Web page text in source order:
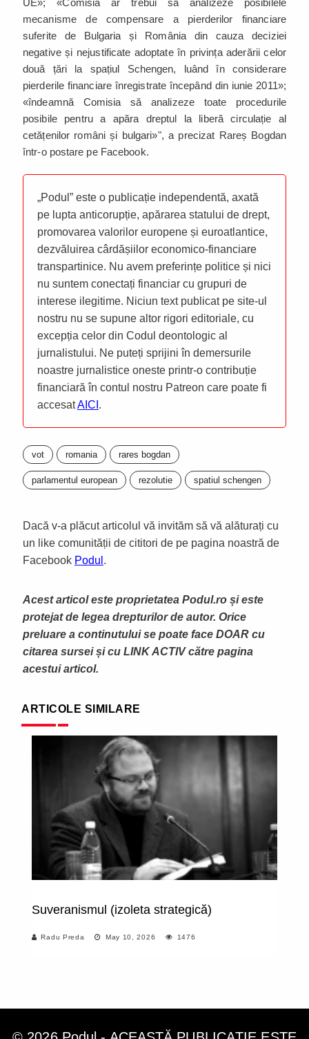
mecanisme de compensare a pierderilor financiare
suferite de Bulgaria și România din cauza deciziei
negative și nejustificate adoptate în privința aderării celor
două țări la spațiul Schengen, luând în considerare
pierderile financiare înregistrate începând din iunie 2011»;
«îndeamnă Comisia să analizeze toate procedurile
posibile pentru a apăra dreptul la liberă circulație al
cetățenilor români și bulgari»", a precizat Rareș Bogdan
într-o postare pe Facebook.
„Podul” este o publicație independentă, axată
pe lupta anticorupție, apărarea statului de drept,
promovarea valorilor europene și euroatlantice,
dezvăluirea cârdășiilor economico-financiare
transpartinice. Nu avem preferințe politice și nici
nu suntem conectați financiar cu grupuri de
interese ilegitime. Niciun text publicat pe site-ul
nostru nu se supune altor rigori editoriale, cu
excepția celor din Codul deontologic al
jurnalistului. Ne puteți sprijini în demersurile
noastre jurnalistice oneste printr-o contribuție
financiară în contul nostru Patreon care poate fi
accesatAICI .
vot romania rares bogdan
parlamentul european rezolutie spatiul schengen
Dacă v-a plăcut articolul vă invităm să vă alăturați cu
un like comunității de cititori de pe pagina noastră de
Facebook Podul .
Acest articol este proprietatea Podul.ro și este
protejat de legea drepturilor de autor. Orice
preluare a continutului se poate face DOAR cu
citarea sursei și cu LINK ACTIV către pagina
acestui articol.
ARTICOLE SIMILARE
Suveranismul (izoleta strategică)
Radu Preda May 10, 2026 1476